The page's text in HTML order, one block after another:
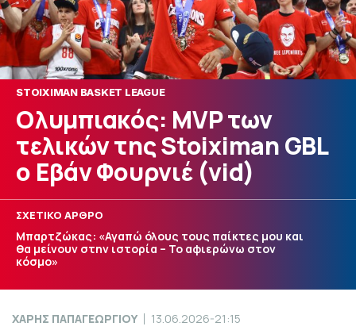
STOIXIMAN BASKET LEAGUE
Ολυμπιακός: MVP των
τελικών της Stoiximan GBL
ο Εβάν Φουρνιέ (vid)
ΣΧΕΤΙΚΟ ΑΡΘΡΟ
Μπαρτζώκας: «Αγαπώ όλους τους παίκτες μου και
θα μείνουν στην ιστορία – Το αφιερώνω στον
κόσμο»
ΧΑΡΗΣ ΠΑΠΑΓΕΩΡΓΙΟΥ 13.06.2026-21:15